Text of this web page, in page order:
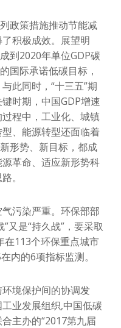
政策措施推动节能减
积极成效。展望明
到2020年单位GDP碳
国际承诺低碳目标，
此同时，“十三五”期
时期，中国GDP增速
程中，工业化、城镇
、能源转型还面临着
形势、新目标，都成
革命、适应新形势科
。
污染严重。环保部部
又是“持久战”，要采取
在113个环保重点城市
内的6项指标监测。
境保护间的协调发
业发展组织,中国低碳
主办的“2017第九届